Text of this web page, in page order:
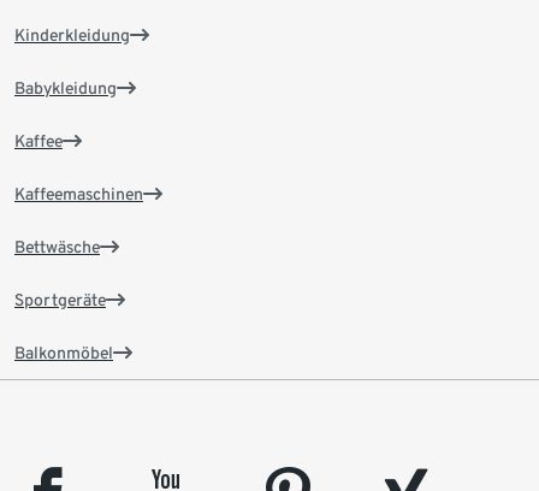
Kinderkleidung
Babykleidung
Kaffee
Kaffeemaschinen
Bettwäsche
Sportgeräte
Balkonmöbel